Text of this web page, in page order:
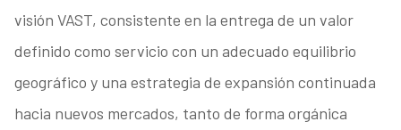
visión VAST, consistente en la entrega de un valor
definido como servicio con un adecuado equilibrio
geográfico y una estrategia de expansión continuada
hacia nuevos mercados, tanto de forma orgánica